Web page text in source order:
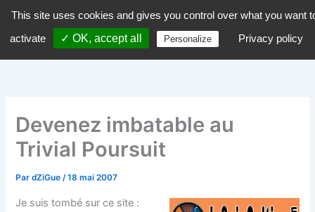
contenu
dZiGue
Devenez imbatable au
Trivial Poursuit
PardZiGue/18 mai 2007
Je suis tombé sur ce site :
This site uses cookies and gives you control over what you want
activate
✓ OK, accept all Personalize Privacy policy